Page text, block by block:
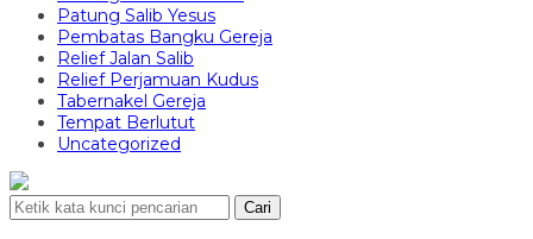
Patung Salib Yesus
Pembatas Bangku Gereja
Relief Jalan Salib
Relief Perjamuan Kudus
Tabernakel Gereja
Tempat Berlutut
Uncategorized
Cari